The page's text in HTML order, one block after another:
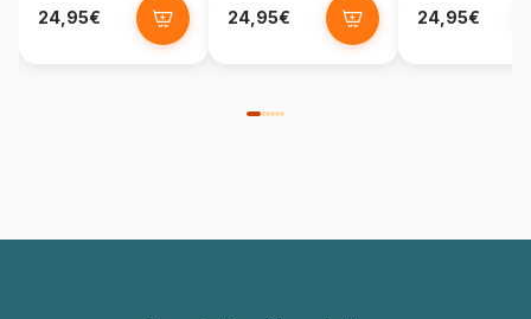
24,95€ 24,95€ 24,95€